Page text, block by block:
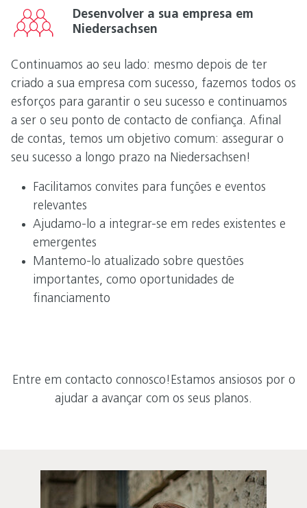
Desenvolver a sua empresa em
Niedersachsen
Continuamos ao seu lado: mesmo depois de ter
criado a sua empresa com sucesso, fazemos todos os
esforços para garantir o seu sucesso e continuamos
a ser o seu ponto de contacto de confiança. Afinal
de contas, temos um objetivo comum: assegurar o
seu sucesso a longo prazo na Niedersachsen!
Facilitamos convites para funções e eventos
relevantes
Ajudamo-lo a integrar-se em redes existentes e
emergentes
Mantemo-lo atualizado sobre questões
importantes, como oportunidades de
financiamento
Entre em contacto connosco!Estamos ansiosos por o
ajudar a avançar com os seus planos.